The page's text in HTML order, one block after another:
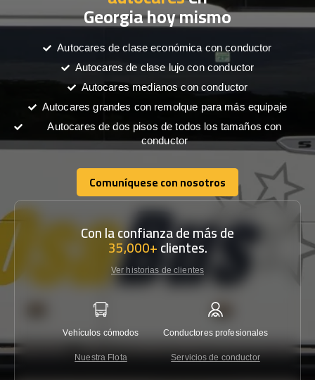
Georgia hoy mismo
Autocares de clase económica con conductor
Autocares de clase lujo con conductor
Autocares medianos con conductor
Autocares grandes con remolque para más equipaje
Autocares de dos pisos de todos los tamaños con
conductor
Comuníquese con nosotros
Comuníquese con nosotros
Con la confianza de más de
35,000+clientes.
Ver historias de clientes
Vehículos cómodos
Nuestra Flota
Conductores profesionales
Servicios de conductor